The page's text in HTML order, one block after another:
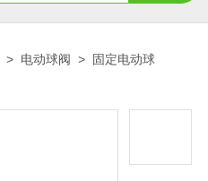
> 电动球阀 > 固定电动球